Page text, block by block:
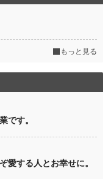
もっと見る
です。
愛する人とお幸せに。